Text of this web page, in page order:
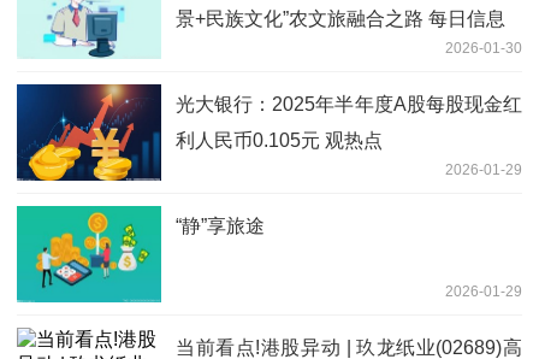
景+民族文化”农文旅融合之路 每日信息
2026-01-30
光大银行：2025年半年度A股每股现金红
利人民币0.105元 观热点
2026-01-29
“静”享旅途
2026-01-29
当前看点!港股异动 | 玖龙纸业(02689)高